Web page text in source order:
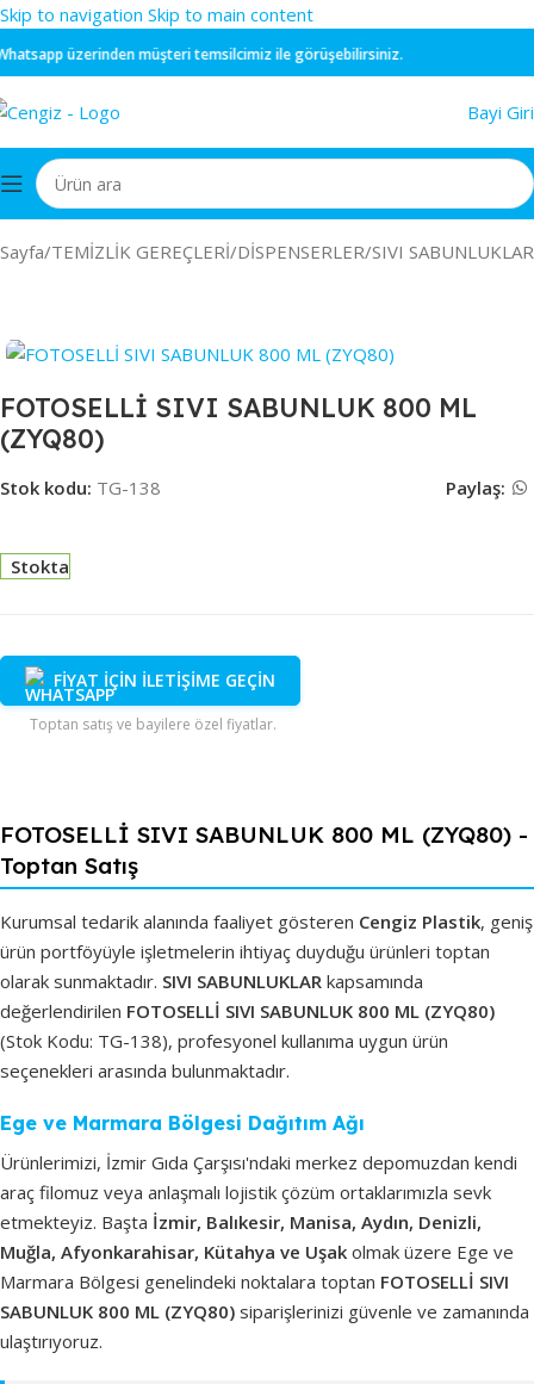
Skip to navigation Skip to main content
üzerinden müşteri temsilcimiz ile görüşebilirsiniz.
Bayi
/TEMİZLİK GEREÇLERİ/DİSPENSERLER/SIVI SABUNLUKLAR
FOTOSELLİ SIVI SABUNLUK 800 ML
(ZYQ80)
Stok kodu: TG-138 Paylaş:
Stokta
FİYAT İÇİN İLETİŞİME GEÇİN
Toptan satış ve bayilere özel fiyatlar.
FOTOSELLİ SIVI SABUNLUK 800 ML (ZYQ80) -
Toptan Satış
Kurumsal tedarik alanında faaliyet gösteren Cengiz Plastik, geniş
ürün portföyüyle işletmelerin ihtiyaç duyduğu ürünleri toptan
olarak sunmaktadır. SIVI SABUNLUKLAR kapsamında
değerlendirilen FOTOSELLİ SIVI SABUNLUK 800 ML (ZYQ80)
(Stok Kodu: TG-138), profesyonel kullanıma uygun ürün
seçenekleri arasında bulunmaktadır.
Ege ve Marmara Bölgesi Dağıtım Ağı
Ürünlerimizi, İzmir Gıda Çarşısı'ndaki merkez depomuzdan kendi
araç filomuz veya anlaşmalı lojistik çözüm ortaklarımızla sevk
etmekteyiz. Başta İzmir, Balıkesir, Manisa, Aydın, Denizli,
Muğla, Afyonkarahisar, Kütahya ve Uşak olmak üzere Ege ve
Marmara Bölgesi genelindeki noktalara toptan FOTOSELLİ SIVI
SABUNLUK 800 ML (ZYQ80) siparişlerinizi güvenle ve zamanında
ulaştırıyoruz.